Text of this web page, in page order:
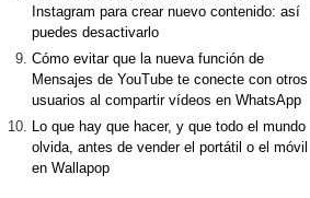
Instagram para crear nuevo contenido: así
puedes desactivarlo
Cómo evitar que la nueva función de
Mensajes de YouTube te conecte con otros
usuarios al compartir vídeos en WhatsApp
Lo que hay que hacer, y que todo el mundo
olvida, antes de vender el portátil o el móvil
en Wallapop